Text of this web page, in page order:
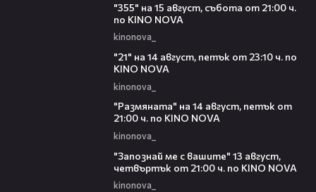
"355" на 15 август, събота от 21:00 ч.
по KINO NOVA
kinonova_
"21" на 14 август, петък от 23:10 ч. по
KINO NOVA
kinonova_
"Размянaта" на 14 август, петък от
21:00 ч. по KINO NOVA
kinonova_
"Запознай ме с вашите" 13 август,
четвъртък от 21:00 ч. по KINO NOVA
kinonova_